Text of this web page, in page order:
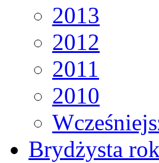
2013
2012
2011
2010
Brydżysta